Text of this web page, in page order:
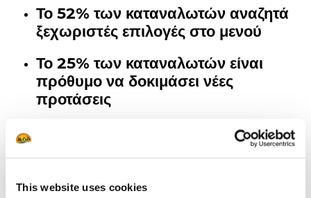
This website uses cookies
Το 52% των καταναλωτών αναζητά
ξεχωριστές επιλογές στο μενού
Το 25% των καταναλωτών είναι
πρόθυμο να δοκιμάσει νέες
προτάσεις
ΜΑΘΕ ΠΕΡΙΣΣΟΤΕΡΑ